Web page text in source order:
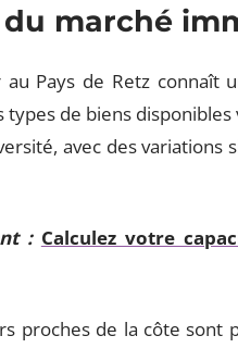
du marché
Pays de Retz connaît
types de biens
avec des variations
: Calculez votre
proches de la côte